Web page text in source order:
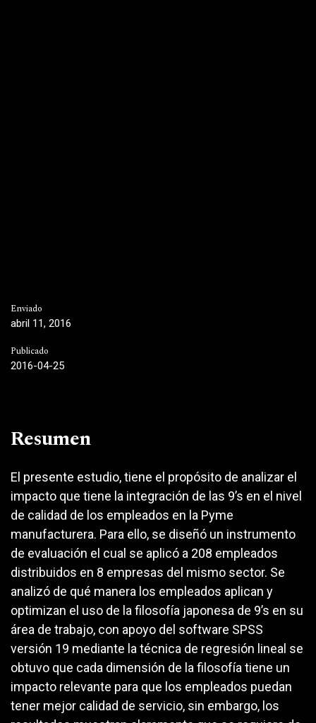
Enviado
abril 11, 2016
Publicado
2016-04-25
Resumen
El presente estudio, tiene el propósito de analizar el
impacto que tiene la integración de las 9’s en el nivel
de calidad de los empleados en la Pyme
manufacturera. Para ello, se diseñó un instrumento
de evaluación el cual se aplicó a 208 empleados
distribuidos en 8 empresas del mismo sector. Se
analizó de qué manera los empleados aplican y
optimizan el uso de la filosofía japonesa de 9’s en su
área de trabajo, con apoyo del software SPSS
versión 19 mediante la técnica de regresión lineal se
obtuvo que cada dimensión de la filosofía tiene un
impacto relevante para que los empleados puedan
tener mejor calidad de servicio, sin embargo, los